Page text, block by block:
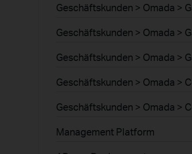
Geschäftskunden > Omada >
Geschäftskunden > Omada >
Geschäftskunden > Omada >
Geschäftskunden > Omada >
Geschäftskunden > Omada >
Management Platform